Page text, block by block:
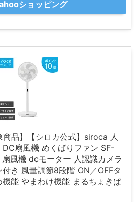
ショッピング
商品】【シロカ公式】siroca 人
扇風機 めくばりファン SF-
風機 dcモーター 人認識カメラ
き 風量調節8段階 ON／OFFタ
能 やまわけ機能 まるちょきぱ